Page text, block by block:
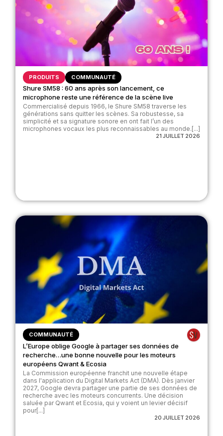
PRODUITS COMMUNAUTÉ
Shure SM58 : 60 ans après son lancement, ce
microphone reste une référence de la scène live
Commercialisé depuis 1966, le Shure SM58 traverse les
générations sans quitter les scènes. Sa robustesse, sa
simplicité et sa signature sonore en ont fait l’un des
microphones vocaux les plus reconnaissables au monde.[...]
21 JUILLET 2026
COMMUNAUTÉ
L’Europe oblige Google à partager ses données de
recherche…une bonne nouvelle pour les moteurs
européens Qwant & Ecosia
La Commission européenne franchit une nouvelle étape
dans l'application du Digital Markets Act (DMA). Dès janvier
2027, Google devra partager une partie de ses données de
recherche avec les moteurs concurrents. Une décision
saluée par Qwant et Ecosia, qui y voient un levier décisif
pour[...]
20 JUILLET 2026